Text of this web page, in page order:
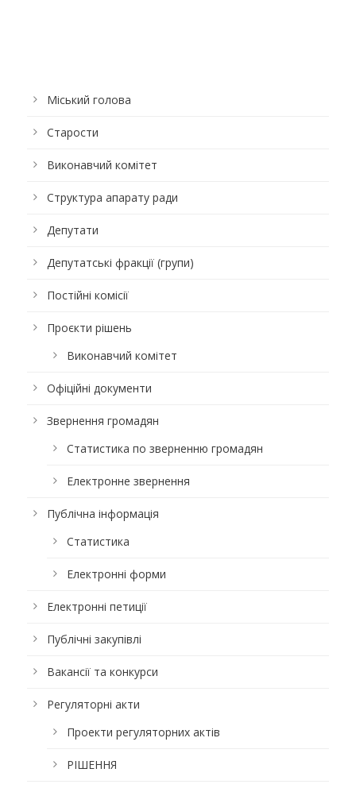
Міський голова
Старости
Виконавчий комітет
Структура апарату ради
Депутати
Депутатські фракції (групи)
Постійні комісії
Проєкти рішень
Виконавчий комітет
Офіційні документи
Звернення громадян
Статистика по зверненню громадян
Електронне звернення
Публічна інформація
Статистика
Електронні форми
Електронні петиції
Публічні закупівлі
Вакансії та конкурси
Регуляторні акти
Проекти регуляторних актів
РІШЕННЯ